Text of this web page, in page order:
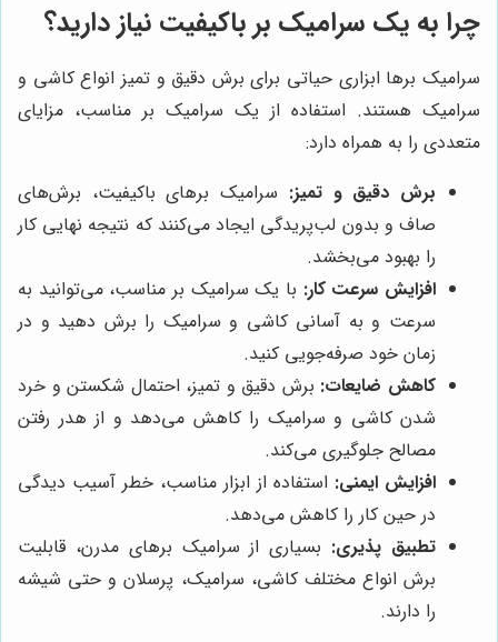
چرا به یک سرامیک بر باکیفیت نیاز دارید؟
سرامیک برها ابزاری حیاتی برای برش دقیق و تمیز انواع کاشی و
سرامیک هستند. استفاده از یک سرامیک بر مناسب، مزایای
متعددی را به همراه دارد:
برش دقیق و تمیز: سرامیک برهای باکیفیت، برش‌های
صاف و بدون لب‌پریدگی ایجاد می‌کنند که نتیجه نهایی کار
را بهبود می‌بخشد.
افزایش سرعت کار: با یک سرامیک بر مناسب، می‌توانید به
سرعت و به آسانی کاشی و سرامیک را برش دهید و در
زمان خود صرفه‌جویی کنید.
کاهش ضایعات: برش دقیق و تمیز، احتمال شکستن و خرد
شدن کاشی و سرامیک را کاهش می‌دهد و از هدر رفتن
مصالح جلوگیری می‌کند.
افزایش ایمنی: استفاده از ابزار مناسب، خطر آسیب دیدگی
در حین کار را کاهش می‌دهد.
تطبیق پذیری: بسیاری از سرامیک برهای مدرن، قابلیت
برش انواع مختلف کاشی، سرامیک، پرسلان و حتی شیشه
را دارند.